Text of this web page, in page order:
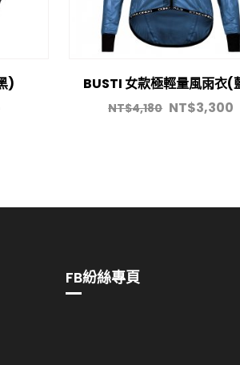
) BUSTI 女款極輕量風雨衣(
NT$4,180 NT$3,300
FB紛絲專頁